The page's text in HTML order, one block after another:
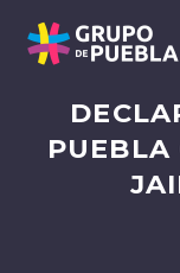
PUEBLA